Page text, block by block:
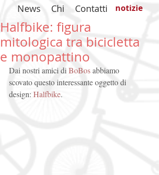
News
Chi Contatti notizie
Halfbike: figura
mitologica tra bicicletta
e monopattino
Dai nostri amici di BoBos abbiamo
scovato questo interessante oggetto di
design: Halfbike.